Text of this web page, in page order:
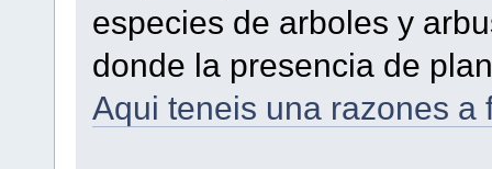
especies de arboles y
donde la presencia de
Aqui teneis una razones a